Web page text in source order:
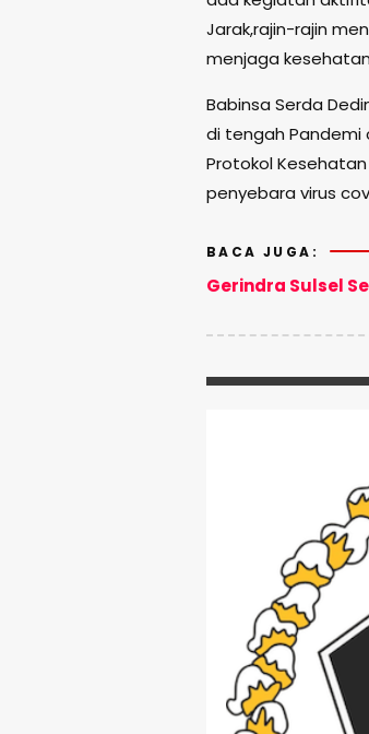
Jarak,rajin-rajin
menjaga
Babinsa Serda
di tengah Pandemi
Protokol
penyebara virus
BACA JUGA:
Gerindra Sulsel